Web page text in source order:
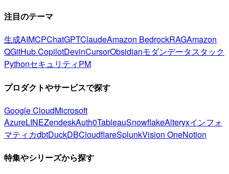
注目のテーマ
生成AIMCPChatGPTClaudeAmazon BedrockRAGAmazon
QGitHub CopilotDevinCursorObsidianモダンデータスタック
PythonセキュリティPM
プロダクトやサービスで探す
Google CloudMicrosoft
AzureLINEZendeskAuth0TableauSnowflakeAlteryxインフォ
マティカdbtDuckDBCloudflareSplunkVision OneNotion
特集やシリーズから探す